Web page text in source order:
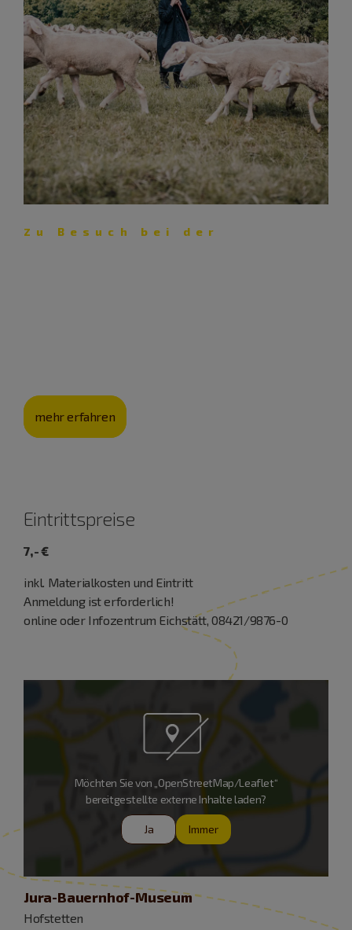
Zu Besuch bei der
mehr erfahren
Eintrittspreise
7,- €
inkl. Materialkosten und Eintritt
Anmeldung ist erforderlich!
online oder Infozentrum Eichstätt, 08421/9876-0
Möchten Sie von „OpenStreetMap/Leaflet“
bereitgestellte externe Inhalte laden?
Ja Immer
Jura-Bauernhof-Museum
Hofstetten